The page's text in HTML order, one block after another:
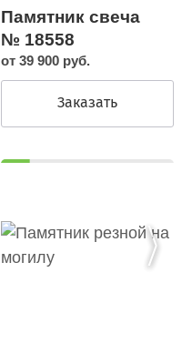
Памятник свеча
№ 18558
от 39 900 руб.
Заказать